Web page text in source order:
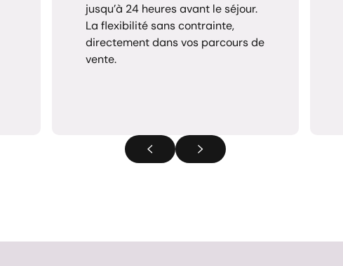
jusqu’à 24 heures avant le séjour.
La flexibilité sans contrainte,
directement dans vos parcours de
vente.